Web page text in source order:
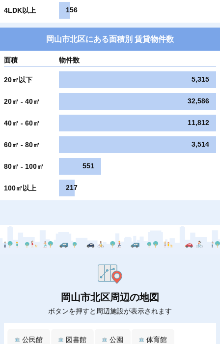
4LDK以上 156
岡山市北区にある面積別 賃貸物件数
面積 物件数
20㎡以下 5,315
20㎡ - 40㎡ 32,586
40㎡ - 60㎡ 11,812
60㎡ - 80㎡ 3,514
80㎡ - 100㎡ 551
100㎡以上 217
岡山市北区周辺の地図
ボタンを押すと周辺施設が表示されます
公民館 図書館 公園 体育館